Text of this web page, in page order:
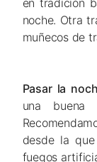
noche. Otra
muñecos de
Pasar la
una buena
desde la
fuegos